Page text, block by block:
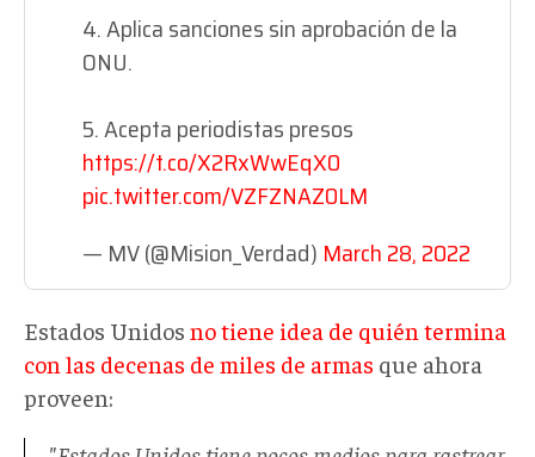
4. Aplica sanciones sin aprobación de la
ONU.
5. Acepta periodistas presos
https://t.co/X2RxWwEqX0
pic.twitter.com/VZFZNAZ0LM
— MV (@Mision_Verdad) March 28, 2022
Estados Unidos no tiene idea de quién termina
con las decenas de miles de armas que ahora
proveen: